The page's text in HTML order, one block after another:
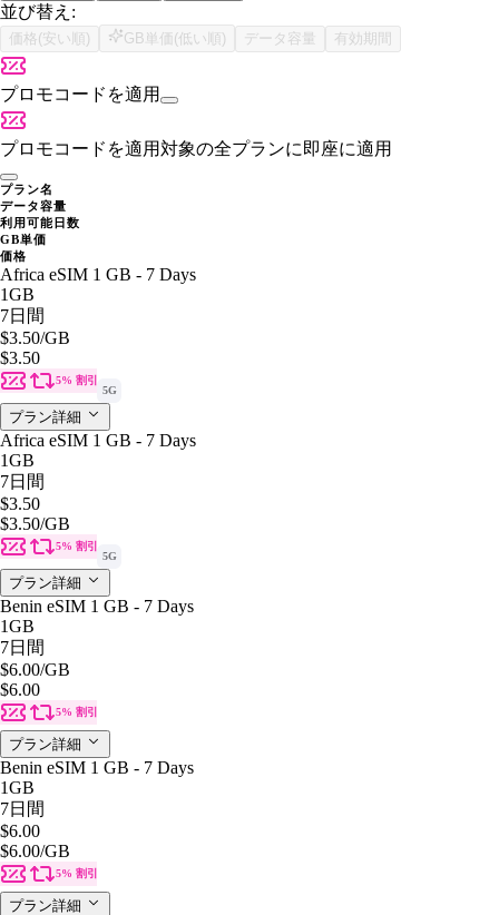
並び替え:
価格(安い順) GB単価(低い順) データ容量 有効期間
プロモコードを適用
プロモコードを適用対象の全プランに即座に適用
プラン名
データ容量
利用可能日数
GB単価
価格
Africa eSIM 1 GB - 7 Days
1GB
7日間
$3.50/GB
$3.50
5% 割引
5G
プラン詳細
Africa eSIM 1 GB - 7 Days
1GB
7日間
$3.50
$3.50/GB
5% 割引
5G
プラン詳細
Benin eSIM 1 GB - 7 Days
1GB
7日間
$6.00/GB
$6.00
5% 割引
プラン詳細
Benin eSIM 1 GB - 7 Days
1GB
7日間
$6.00
$6.00/GB
5% 割引
プラン詳細